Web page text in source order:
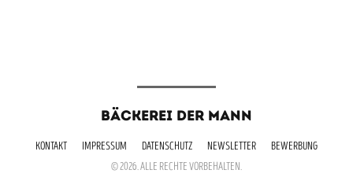
BÄCKEREI DER MANN
KONTAKT IMPRESSUM DATENSCHUTZ NEWSLETTER
BEWERBUNG
© 2026. ALLE RECHTE VORBEHALTEN.